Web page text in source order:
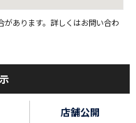
あります。詳しくはお問い合わ
店舗公開